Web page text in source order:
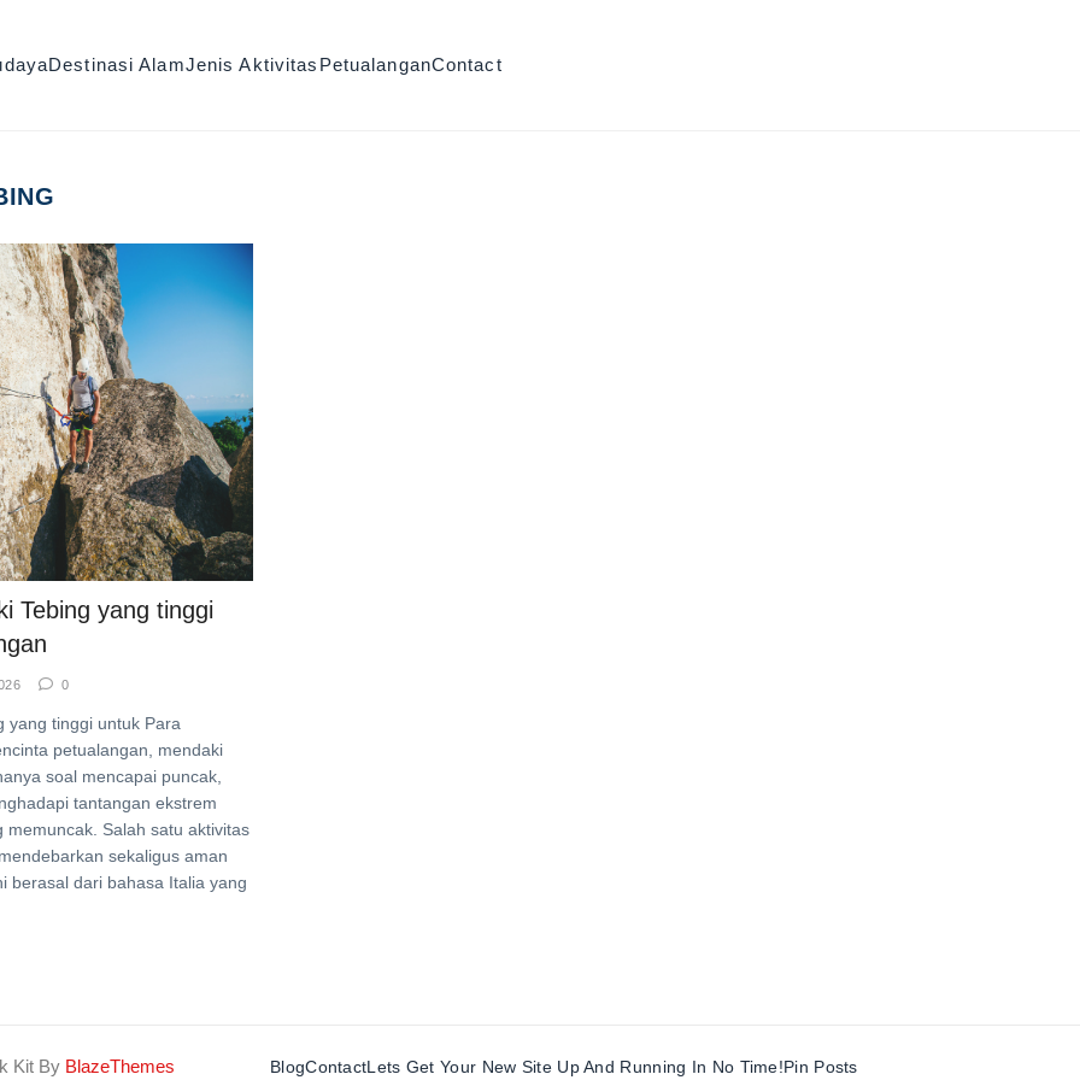
Destinasi AlamJenis Aktivitas PetualanganContact
Tebing yang tinggi
0
yang tinggi untuk Para
petualangan, mendaki
soal mencapai puncak,
tantangan ekstrem
Salah satu aktivitas
sekaligus aman
berasal dari bahasa Italia yang
Kit By BlazeThemes BlogContactLets Get Your New Site Up And Running In No Time!Pin Posts